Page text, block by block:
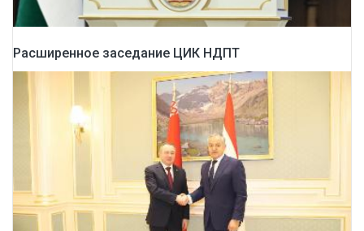
Расширенное заседание ЦИК НДПТ